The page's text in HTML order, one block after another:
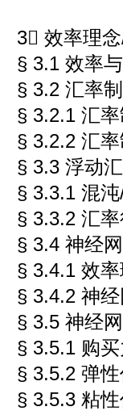
3 效率理
§ 3.1 效率
§ 3.2 汇率
§ 3.2.1 汇
§ 3.2.2 汇
§ 3.3 浮动
§ 3.3.1 混
§ 3.3.2 汇
§ 3.4 神经
§ 3.4.1 效
§ 3.4.2 神
§ 3.5 神经
§ 3.5.1 购
§ 3.5.2 弹
§ 3.5.3 粘